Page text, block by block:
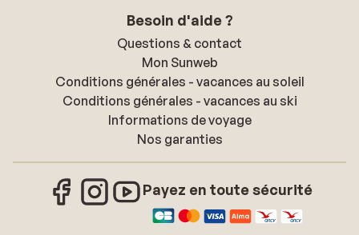
Besoin d'aide ?
Questions & contact
Mon Sunweb
Conditions générales - vacances au soleil
Conditions générales - vacances au ski
Informations de voyage
Nos garanties
Payez en toute sécurité